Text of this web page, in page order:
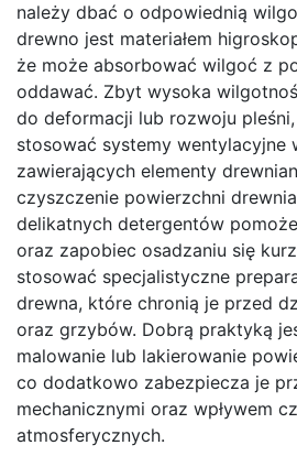
należy dbać o odpowiednią
drewno jest materiałem
że może absorbować wilgoć z
oddawać. Zbyt wysoka
do deformacji lub rozwoju
stosować systemy wentylacyjne
zawierających elementy
czyszczenie powierzchni
delikatnych detergentów
oraz zapobiec osadzaniu się
stosować specjalistyczne
drewna, które chronią je przed
oraz grzybów. Dobrą praktyką
malowanie lub lakierowanie
co dodatkowo zabezpiecza je
mechanicznymi oraz wpływem
atmosferycznych.